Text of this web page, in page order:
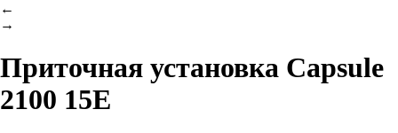
←
→
Приточная установка Capsule
2100 15E